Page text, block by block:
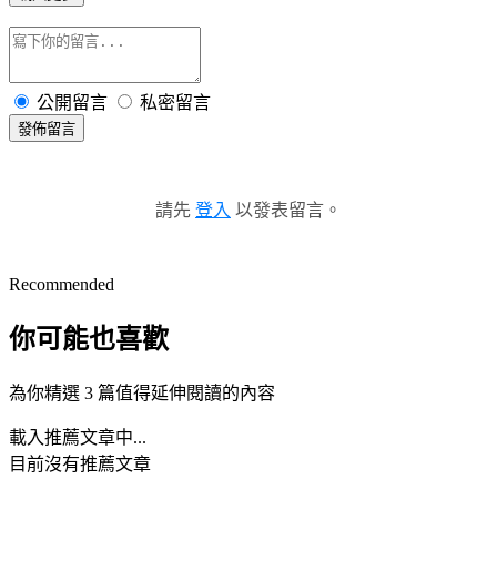
公開留言 私密留言
發佈留言
請先 登入 以發表留言。
Recommended
你可能也喜歡
為你精選 3 篇值得延伸閱讀的內容
載入推薦文章中...
目前沒有推薦文章